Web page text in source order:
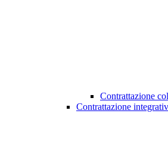
Contrattazione
Contrattazione